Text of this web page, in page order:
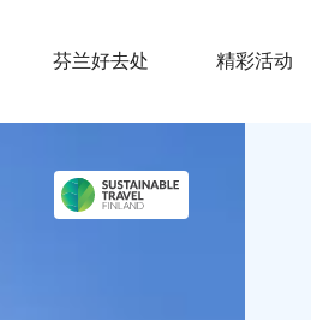
芬兰好去处 精彩活动